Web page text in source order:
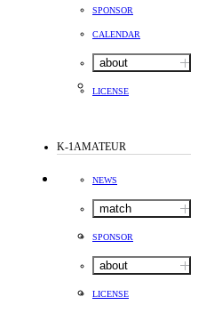
SPONSOR
CALENDAR
about
LICENSE
K-1AMATEUR
NEWS
match
SPONSOR
about
LICENSE